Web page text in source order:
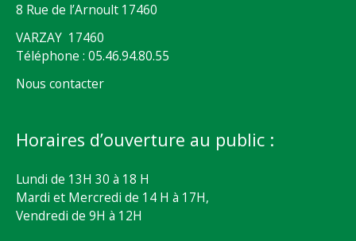
8 Rue de l’Arnoult 17460
VARZAY 17460
Téléphone : 05.46.94.80.55
Nous contacter
Horaires d’ouverture au public :
Lundi de 13H 30 à 18 H
Mardi et Mercredi de 14 H à 17H,
Vendredi de 9H à 12H